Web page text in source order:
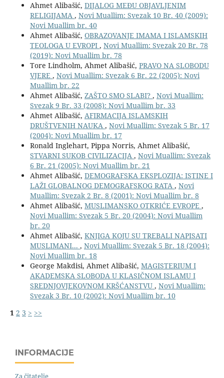
Ahmet Alibašić, DIJALOG MEĐU OBJAVLJENIM
RELIGIJAMA , Novi Muallim: Svezak 10 Br. 40 (2009):
Novi Muallim br. 40
Ahmet Alibašić, OBRAZOVANJE IMAMA I ISLAMSKIH
TEOLOGA U EVROPI , Novi Muallim: Svezak 20 Br. 78
(2019): Novi Muallim br. 78
Tore Lindholm, Ahmet Alibašić, PRAVO NA SLOBODU
VJERE , Novi Muallim: Svezak 6 Br. 22 (2005): Novi
Muallim br. 22
Ahmet Alibašić, ZAŠTO SMO SLABI? , Novi Muallim:
Svezak 9 Br. 33 (2008): Novi Muallim br. 33
Ahmet Alibašić, AFIRMACIJA ISLAMSKIH
DRUŠTVENIH NAUKA , Novi Muallim: Svezak 5 Br. 17
(2004): Novi Muallim br. 17
Ronald Inglehart, Pippa Norris, Ahmet Alibašić,
STVARNI SUKOB CIVILIZACIJA , Novi Muallim: Svezak
6 Br. 21 (2005): Novi Muallim br. 21
Ahmet Alibašić, DEMOGRAFSKA EKSPLOZIJA: ISTINE I
LAŽI GLOBALNOG DEMOGRAFSKOG RATA , Novi
Muallim: Svezak 2 Br. 8 (2001): Novi Muallim br. 8
Ahmet Alibašić, MUSLIMANSKO OTKRIĆE EVROPE ,
Novi Muallim: Svezak 5 Br. 20 (2004): Novi Muallim
br. 20
Ahmet Alibašić, KNJIGA KOJU SU TREBALI NAPISATI
MUSLIMANI... , Novi Muallim: Svezak 5 Br. 18 (2004):
Novi Muallim br. 18
George Makdisi, Ahmet Alibašić, MAGISTERIUM I
AKADEMSKA SLOBODA U KLASIČNOM ISLAMU I
SREDNJOVJEKOVNOM KRŠĆANSTVU , Novi Muallim:
Svezak 3 Br. 10 (2002): Novi Muallim br. 10
1 2 3 > >>
INFORMACIJE
Za čitatelje